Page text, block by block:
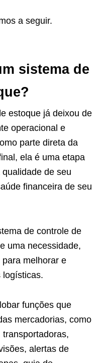
a seguir.
sistema de
estoque já deixou de
operacional e
parte direta da
ela é uma etapa
de seu
financeira de seu
de controle de
uma necessidade,
melhorar e
logísticas.
funções que
mercadorias, como
alertas de